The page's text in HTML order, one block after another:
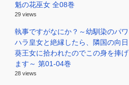
魁の花巫女 全08巻
29 views
執事ですがなにか？～幼馴染のパワ
ハラ皇女と絶縁したら、隣国の向日
葵王女に拾われたのでこの身を捧げ
ます～ 第01-04巻
28 views